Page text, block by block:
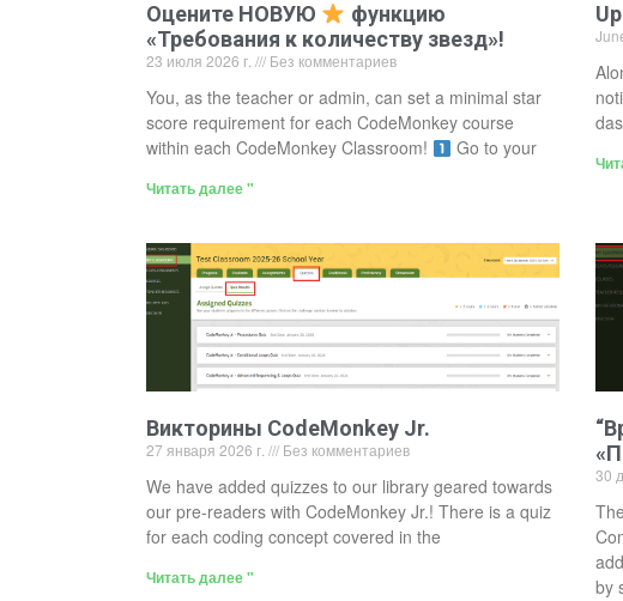
Оцените НОВУЮ
функцию
«Требования к количеству звезд»!
23 июля 2026 г. Без комментариев
You, as the teacher or admin, can set a minimal star
score requirement for each CodeMonkey course
within each CodeMonkey Classroom!
Go to your
Читать далее "
Викторины CodeMonkey Jr.
27 января 2026 г. Без комментариев
We have added quizzes to our library geared towards
our pre-readers with CodeMonkey Jr.! There is a quiz
for each coding concept covered in the
Читать далее "
30
by